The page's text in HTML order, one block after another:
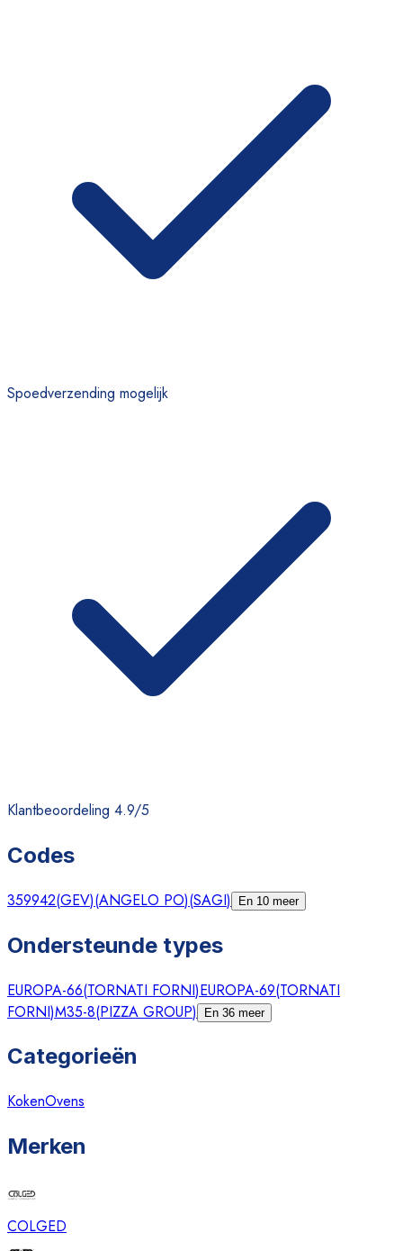
Spoedverzending mogelijk
Klantbeoordeling 4.9/5
Codes
359942(GEV)(ANGELO PO)(SAGI) En 10 meer
Ondersteunde types
EUROPA-66(TORNATI FORNI)EUROPA-69(TORNATI
FORNI)M35-8(PIZZA GROUP) En 36 meer
Categorieën
KokenOvens
Merken
COLGED